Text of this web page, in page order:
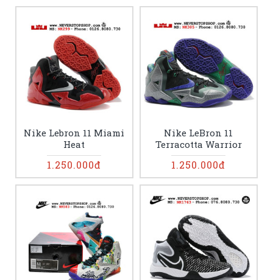
Nike Lebron 11 Miami
Heat
1.250.000đ
Nike LeBron 11
Terracotta Warrior
1.250.000đ